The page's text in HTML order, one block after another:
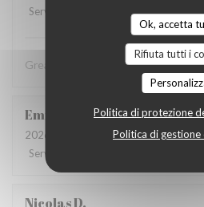
Ok, accetta
Rifiuta tutti i
Politica di protezione
Politica di gestione
Servizio
Atmosfera:5/5 Cucina
Great food, friendly and welcoming
Emmanuel B
2026-07-04
- 19:00 - Ospiti 2
Servizio
NicolasD